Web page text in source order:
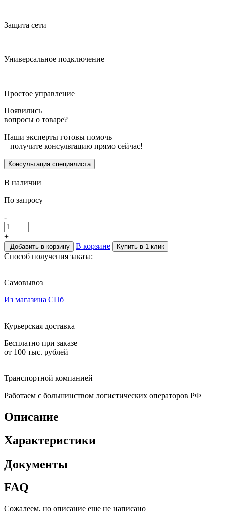
Защита сети
Универсальное подключение
Простое управление
Появились
вопросы о товаре?
Наши эксперты готовы помочь
– получите консультацию прямо сейчас!
Консультация специалиста
В наличии
По запросу
-
+
Добавить в корзину В корзине Купить в 1 клик
Способ получения заказа:
Самовывоз
Из магазина СПб
Курьерская доставка
Бесплатно при заказе
от 100 тыс. рублей
Транспортной компанией
Работаем с большинством логистических операторов РФ
Описание
Характеристики
Документы
FAQ
Сожалеем, но описание еще не написано